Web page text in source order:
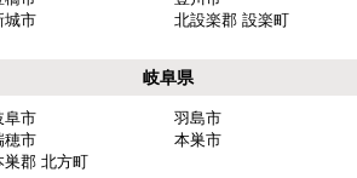
城市 北設楽郡 設楽町
岐阜県
阜市 羽島市
穂市 本巣市
巣郡 北方町